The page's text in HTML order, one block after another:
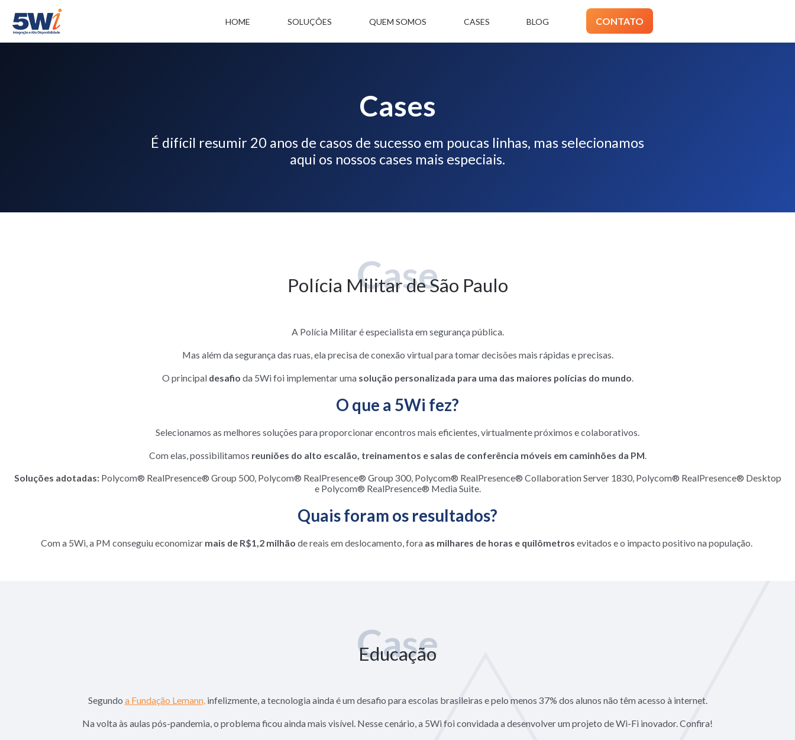
HOME SOLUÇÕES QUEM SOMOS CASES BLOG CONTATO
Cases
É difícil resumir 20 anos de casos de sucesso em poucas linhas, mas selecionamos
aqui os nossos cases mais especiais.
Case
Polícia Militar de São Paulo
A Polícia Militar é especialista em segurança pública.
Mas além da segurança das ruas, ela precisa de conexão virtual para tomar decisões mais rápidas e precisas.
O principal desafio da 5Wi foi implementar uma solução personalizada para uma das maiores polícias do mundo.
O que a 5Wi fez?
Selecionamos as melhores soluções para proporcionar encontros mais eficientes, virtualmente próximos e colaborativos.
Com elas, possibilitamos reuniões do alto escalão, treinamentos e salas de conferência móveis em caminhões da PM.
Soluções adotadas:Polycom® RealPresence® Group 500, Polycom® RealPresence® Group 300, Polycom® RealPresence® Collaboration Server 1830, Polycom® RealPresence® Desktop
e Polycom® RealPresence® Media Suite.
Quais foram os resultados?
Com a 5Wi, a PM conseguiu economizar mais de R$1,2 milhão de reais em deslocamento, fora as milhares de horas e quilômetros evitados e o impacto positivo na população.
Case
Educação
Segundo a Fundação Lemann,infelizmente, a tecnologia ainda é um desafio para escolas brasileiras e pelo menos 37% dos alunos não têm acesso à internet.
Na volta às aulas pós-pandemia, o problema ficou ainda mais visível. Nesse cenário, a 5Wi foi convidada a desenvolver um projeto de Wi-Fi inovador. Confira!